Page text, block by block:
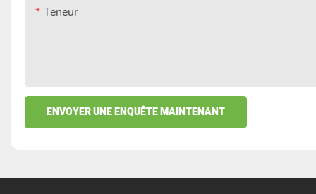
Teneur
ENVOYER UNE ENQUÊTE MAINTENANT